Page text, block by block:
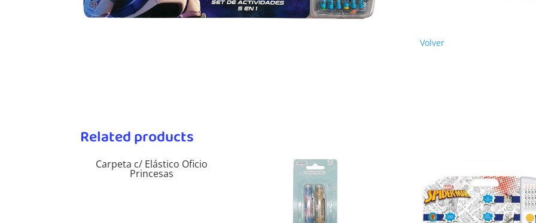
Volver
Related products
Carpeta c/ Elástico Oficio
Princesas